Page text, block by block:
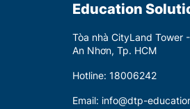
Education
Tòa nhà CityLand Tower
An Nhơn, Tp. HCM
Hotline: 18006242
Email: info@dtp-